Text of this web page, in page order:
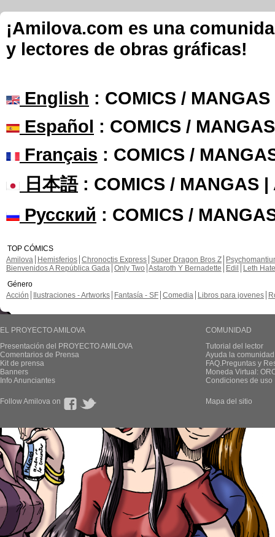
¡Amilova.com es una
y lectores de obras gráficas!
English : COMICS /
Español : COMICS /
Français : COMICS /
日本語: COMICS / MANGAS |
Русский : COMICS /
TOP CÓMICS
Amilova
Hemisferios Chronoctis Express Super Dragon Bros Z
Bienvenidos A República Gada Only Two Astaroth Y Bernadette Edil
Leth Hate
Género
Acción
Ilustraciones - Artworks Fantasía - SF Comedia Libros para jovenes
EL PROYECTO AMILOVA
Presentación del PROYECTO AMILOVA
Comentarios de Prensa
Kit de prensa
Banners
Info Anunciantes
COMUNIDAD
Tutorial del lector
Ayuda la
FAQ.Preguntas y
Moneda Virtual:
Condiciones de uso
Follow Amilova on Mapa del sitio